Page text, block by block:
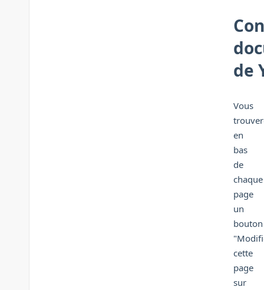
de
Vous
en
bas
de
chaque
page
un
bouton
cette
page
sur